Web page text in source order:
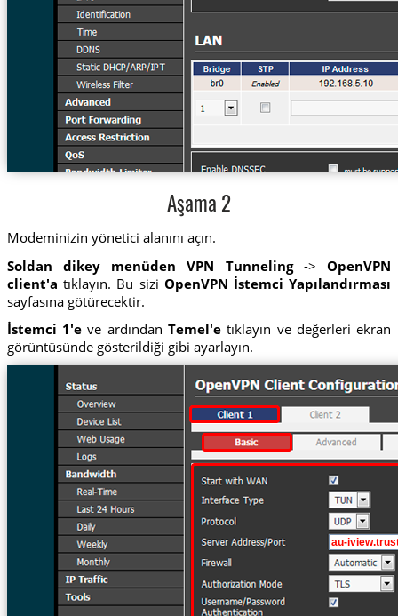
Aşama 2
Modeminizin yönetici alanını açın.
Soldan dikey menüden VPN Tunneling->OpenVPN
client'a tıklayın. Bu sizi OpenVPN İstemci Yapılandırması
sayfasına götürecektir.
İstemci 1'eve ardındanTemel'e tıklayın ve değerleri ekran
görüntüsünde gösterildiği gibi ayarlayın.